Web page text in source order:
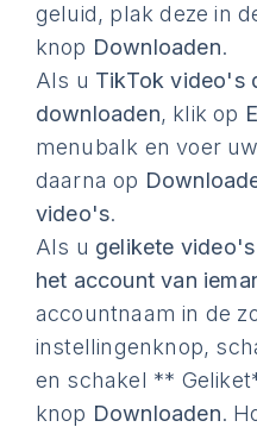
geluid, plak deze in
knop Downloaden.
Als u TikTok video's
downloaden, klik op
menubalk en voer
daarna op
video's.
Als u gelikete
het account van
accountnaam in de
instellingenknop,
en schakel **
knop Downloaden.